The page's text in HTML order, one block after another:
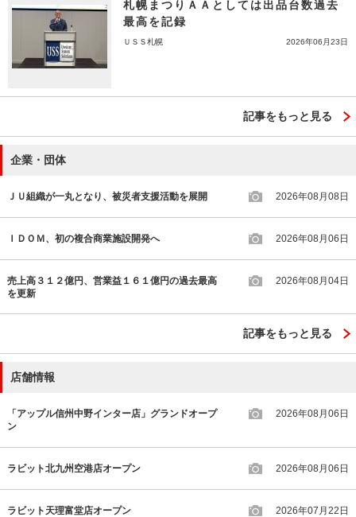
札幌まつりＡＡとしては出品台数過去
最高を記録
ＵＳＳ札幌 2026年06月23日
記事をもっと見る
企業・団体
ＪＵ組織が一丸となり、被災者支援活動を展開 2026年08月08日
ＩＤＯＭ、初の複合商業施設開発へ 2026年08月06日
売上高３１２億円、営業益１６１億円の過去最高
を更新
2026年08月04日
記事をもっと見る
店舗情報
「アップル信州中野インター店」グランドオープ
ン
2026年08月06日
ラビット北九州空港店オープン 2026年08月06日
ラビット天理富堂店オープン 2026年07月22日